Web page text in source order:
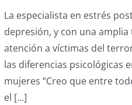
La especialista en estrés
depresión, y con una
atención a víctimas del
las diferencias psicológicas
mujeres “Creo que entre
el [...]